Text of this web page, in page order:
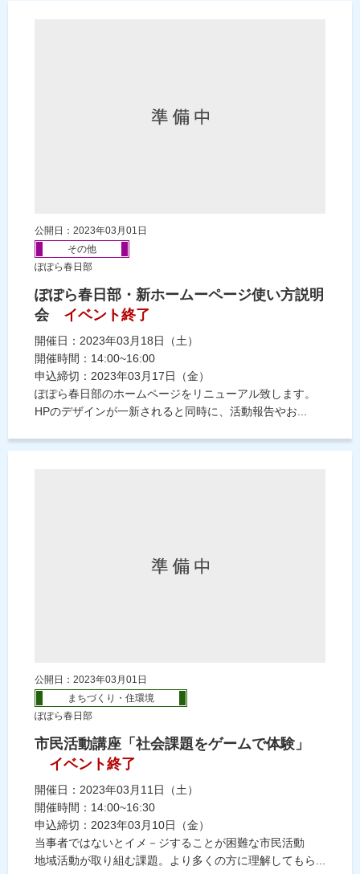
公開日：2023年03月01日
その他
ぽぽら春日部
ぽぽら春日部・新ホームーページ使い方説明
会
イベント終了
開催日：2023年03月18日（土）
開催時間：14:00~16:00
申込締切：2023年03月17日（金）
ぽぽら春日部のホームページをリニューアル致します。
HPのデザインが一新されると同時に、活動報告やお...
公開日：2023年03月01日
まちづくり・住環境
ぽぽら春日部
市民活動講座「社会課題をゲームで体験」
イベント終了
開催日：2023年03月11日（土）
開催時間：14:00~16:30
申込締切：2023年03月10日（金）
当事者ではないとイメ－ジすることが困難な市民活動
地域活動が取り組む課題。より多くの方に理解してもら...